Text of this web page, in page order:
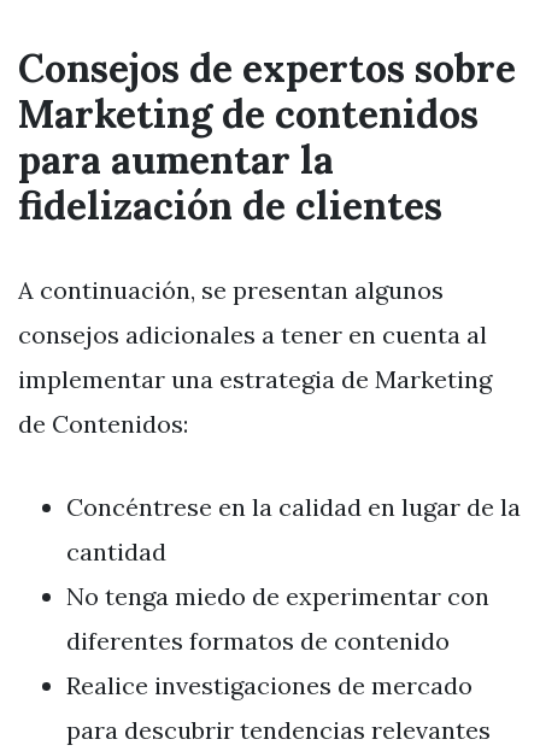
Consejos de expertos sobre
Marketing de contenidos
para aumentar la
fidelización de clientes
A continuación, se presentan algunos
consejos adicionales a tener en cuenta al
implementar una estrategia de Marketing
de Contenidos:
Concéntrese en la calidad en lugar de la
cantidad
No tenga miedo de experimentar con
diferentes formatos de contenido
Realice investigaciones de mercado
para descubrir tendencias relevantes